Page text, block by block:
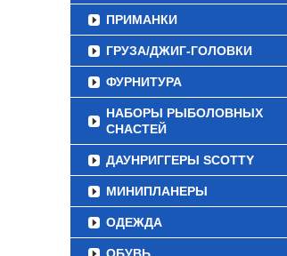
ПРИМАНКИ
ГРУЗА/ДЖИГ-ГОЛОВКИ
ФУРНИТУРА
НАБОРЫ РЫБОЛОВНЫХ
СНАСТЕЙ
ДАУНРИГГЕРЫ SCOTTY
МИНИПЛАНЕРЫ
ОДЕЖДА